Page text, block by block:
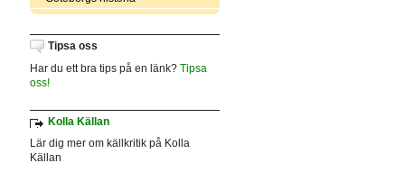
Tipsa oss
Har du ett bra tips på en länk? Tipsa
oss!
Kolla Källan
Lär dig mer om källkritik på Kolla
Källan